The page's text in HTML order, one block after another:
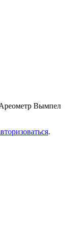
Вымпел
.